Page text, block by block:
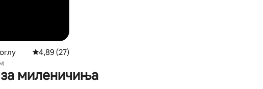
Просечна оцена: 4,89 од 5, 27 рецензии
4,89 (27)
миленичиња